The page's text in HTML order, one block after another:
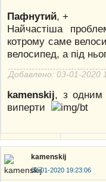
Пафнутий, +
Найчастіша
котрому саме
велосипед, а під
Добавлено: 03-01-2020
kamenskij, з одним
виперти
kamenskij
03-01-2020 19:23:06